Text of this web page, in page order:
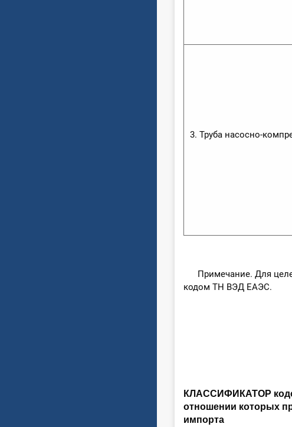
3. Труба насосно-
Примечание. Для
кодом ТН ВЭД ЕАЭС.
КЛАССИФИКАТОР
отношении которых
импорта